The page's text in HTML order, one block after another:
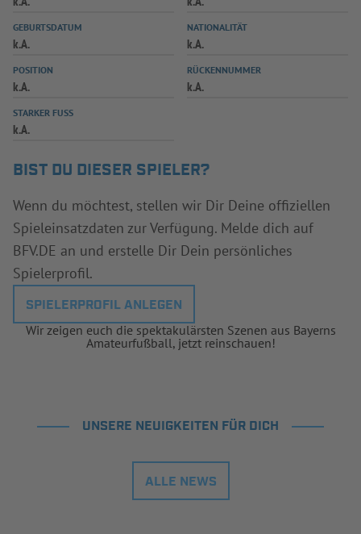
SPIELPLUS
GEBURTSDATUM
k.A.
NATIONALITÄT
k.A.
POSITION
k.A.
RÜCKENNUMMER
k.A.
STARKER FUSS
k.A.
BIST DU DIESER SPIELER?
Wenn du möchtest, stellen wir Dir Deine offiziellen
Spieleinsatzdaten zur Verfügung. Melde dich auf
BFV.DE an und erstelle Dir Dein persönliches
Spielerprofil.
SPIELERPROFIL ANLEGEN
Wir zeigen euch die spektakulärsten Szenen aus Bayerns
Amateurfußball, jetzt reinschauen!
UNSERE NEUIGKEITEN FÜR DICH
ALLE NEWS